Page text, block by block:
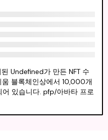
Undefined가 만든 NFT 수
블록체인상에서 10,000개
있습니다. pfp/아바타 프로